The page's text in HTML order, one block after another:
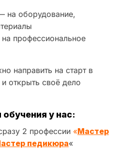
на оборудование,
профессиональное
направить на старт в
открыть своё дело
у нас:
2 профессии «Мастер
педикюра«